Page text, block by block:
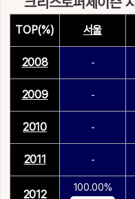
TOP(%) 서울
2008 -
2009 -
2010 -
2011 -
2012
100.00%